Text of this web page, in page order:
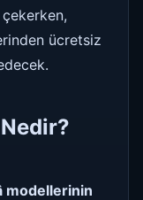
ücretsiz
modellerinin